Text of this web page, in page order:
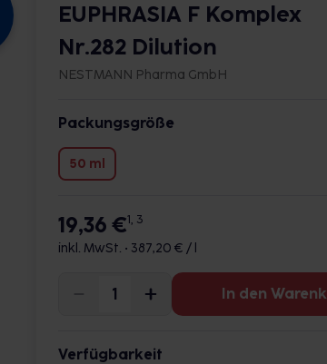
EUPHRASIA F Komplex
Nr.282 Dilution
NESTMANN Pharma GmbH
Packungsgröße
50 ml
19,36 €1, 3
inkl. MwSt. • 387,20 € / l
In den
Verfügbarkeit